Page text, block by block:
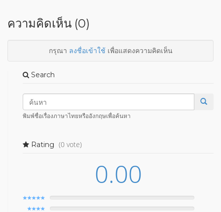
ความคิดเห็น (0)
กรุณา ลงชื่อเข้าใช้เพื่อแสดงความคิดเห็น
Search
พิมพ์ชื่อเรื่องภาษาไทยหรืออังกฤษเพื่อค้นหา
Rating (0 vote)
0.00